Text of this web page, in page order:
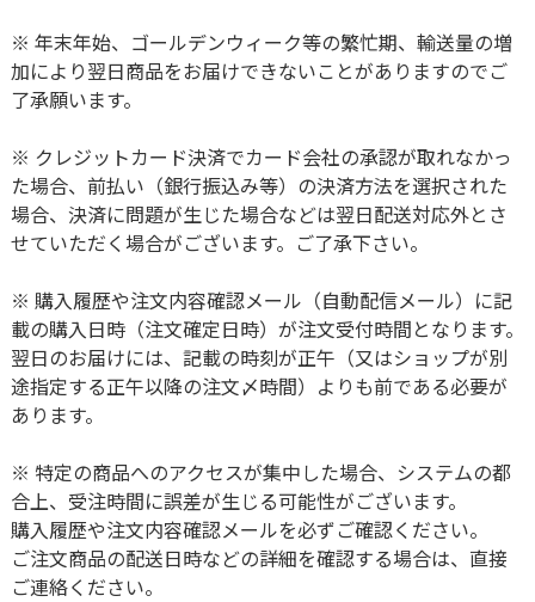
※ 年末年始、ゴールデンウィーク等の繁忙期、輸送量の増
加により翌日商品をお届けできないことがありますのでご
了承願います。
※ クレジットカード決済でカード会社の承認が取れなかっ
た場合、前払い（銀行振込み等）の決済方法を選択された
場合、決済に問題が生じた場合などは翌日配送対応外とさ
せていただく場合がございます。ご了承下さい。
※ 購入履歴や注文内容確認メール（自動配信メール）に記
載の購入日時（注文確定日時）が注文受付時間となります。
翌日のお届けには、記載の時刻が正午（又はショップが別
途指定する正午以降の注文〆時間）よりも前である必要が
あります。
※ 特定の商品へのアクセスが集中した場合、システムの都
合上、受注時間に誤差が生じる可能性がございます。
購入履歴や注文内容確認メールを必ずご確認ください。
ご注文商品の配送日時などの詳細を確認する場合は、直接
ご連絡ください。